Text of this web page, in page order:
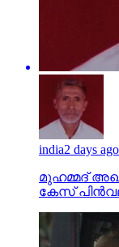
india2 days ago
മുഹമ്മദ്
കേസ്